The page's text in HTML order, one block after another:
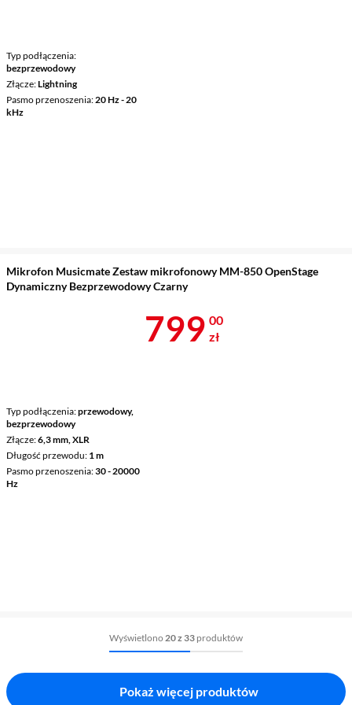
Typ podłączenia
bezprzewodowy
Złącze Lightning
Pasmo przenoszenia 20 Hz - 20
kHz
Mikrofon Musicmate Zestaw mikrofonowy MM-850 OpenStage
Dynamiczny Bezprzewodowy Czarny
Typ podłączenia przewodowy,
bezprzewodowy
Złącze 6,3 mm, XLR
Długość przewodu 1 m
Pasmo przenoszenia 30 - 20000
Hz
Cena 799 zł
799 00
zł
Wyświetlono 20 z 33 produktów
Pokaż więcej produktów